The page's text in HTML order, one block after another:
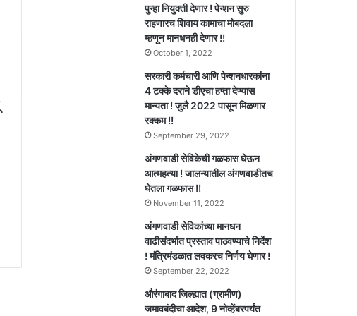
पुन्हा नियुक्ती देणार ! पेन्शन सुरु
राहणारच शिवाय कामाचा मोबदला
म्हणून मानधनही देणार !!
October 1, 2022
सरकारी कर्मचारी आणि पेन्शनधारकांना
4 टक्के दराने डीएचा हप्ता देण्यास
मान्यता ! जुलै 2022 पासून मिळणार
रक्कम !!
September 29, 2022
अंगणवाडी सेविकेची गळफास घेऊन
आत्महत्या ! जालन्यातील अंगणवाडीतच
घेतला गळफास !!
November 11, 2022
अंगणवाडी सेविकांच्या मानधन
वाढीसंदर्भात प्रस्ताव पाठवण्याचे निर्देश
! मंत्रिमंडळात लवकरच निर्णय घेणार !
September 22, 2022
औरंगाबाद जिल्ह्यात (ग्रामीण)
जमावबंदीचा आदेश, 9 नोव्हेंबरपर्यंत